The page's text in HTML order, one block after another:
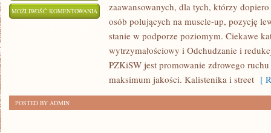
MOŻLIWOŚĆ KOMENTOWANIA TRENING
INTERWAŁOWY
(HIIT)
zaawansowanych, dla tych, którzy
osób polujących na muscle-up, pozycję
stanie w podporze poziomym. Ciekawe
wytrzymałościowy i Odchudzanie i
PZKiSW jest promowanie zdrowego
maksimum jakości. Kalistenika i street [
POSTED BY ADMIN